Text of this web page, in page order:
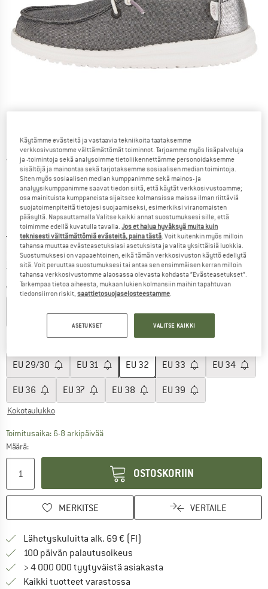
Yksityiskohtaiset tiedot
Alkuperäinen hinta :
59,95€
Hinta:
23,98€ sis. alv
lisätään LähetyskulutTietoa lähetyskuluista. Avautuu tietokentässä
Väri:Charcoal
EU 29/30 EU 31 EU 32 EU 33 EU 34
EU 36 EU 37 EU 38 EU 39
Kokotaulukko
Toimitusaika: 6-8 arkipäivääLinkki avautuu tietokentässä ja sisältää
Määrä:
OSTOSKORIIN
MERKITSE VERTAILE
Lähetyskuluitta alk. 69 € (FI)
100 päivän palautusoikeus
> 4 000 000 tyytyväistä asiakasta
Kaikki tuotteet varastossa
Käytämme evästeitä ja vastaavia tekniikoita taataksemme
verkkosivustomme välttämättömät toiminnot. Tarjoamme myös lisäpalveluja
ja -toimintoja sekä analysoimme tietoliikennettämme personoidaksemme
sisältöjä ja mainontaa sekä tarjotaksemme sosiaalisen median toimintoja.
Siten myös sosiaalisen median kumppanimme sekä mainos- ja
analyysikumppanimme saavat tiedon siitä, että käytät verkkosivustoamme;
osa mainituista kumppaneista sijaitsee kolmansissa maissa ilman riittäviä
suojatoimenpiteitä tietojesi suojaamiseksi, esimerkiksi viranomaisten
pääsyltä. Napsauttamalla Valitse kaikki annat suostumuksesi sille, että
toimimme edellä kuvatulla tavalla.Jos et halua hyväksyä muita kuin
teknisesti välttämättömiä evästeitä, paina tästä. Voit kuitenkin myös milloin
tahansa muuttaa evästeasetuksiasi asetuksista ja valita yksittäisiä luokkia.
Suostumuksesi on vapaaehtoinen, eikä tämän verkkosivuston käyttö edellytä
sitä. Voit peruuttaa suostumuksesi tai antaa sen ensimmäisen kerran milloin
tahansa verkkosivustomme alaosassa olevasta kohdasta ”Evästeasetukset”.
Tarkempaa tietoa aiheesta, mukaan lukien kolmansiin maihin tapahtuvan
tiedonsiirron riskit,saattietosuojaselosteestamme.
ASETUKSET VALITSE KAIKKI